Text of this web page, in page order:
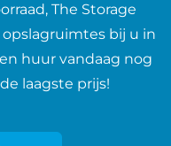
The Storage
bij u in
huur vandaag nog
laagste prijs!